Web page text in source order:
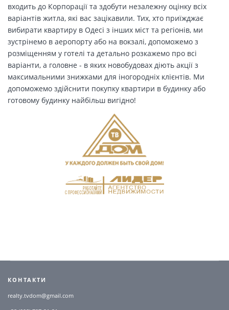
входить до Корпорації та здобути незалежну оцінку всіх
варіантів житла, які вас зацікавили. Тих, хто приїжджає
вибирати квартиру в Одесі з інших міст та регіонів, ми
зустрінемо в аеропорту або на вокзалі, допоможемо з
розміщенням у готелі та детально розкажемо про всі
варіанти, а головне - в яких новобудовах діють акції з
максимальними знижками для іногородніх клієнтів. Ми
допоможемо здійснити покупку квартири в будинку або
готовому будинку найбільш вигідно!
КОНТАКТИ
realty.tvdom@gmail.com